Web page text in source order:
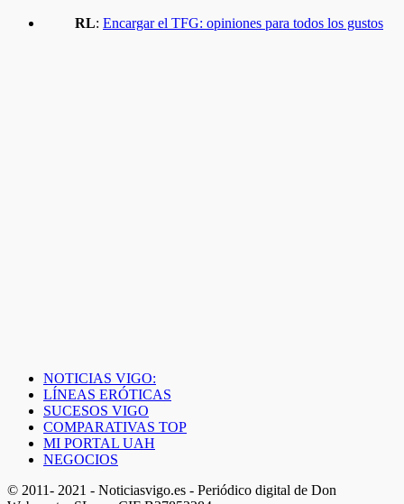
RL: Encargar el TFG: opiniones para todos los gustos
NOTICIAS VIGO:
LÍNEAS ERÓTICAS
SUCESOS VIGO
COMPARATIVAS TOP
MI PORTAL UAH
NEGOCIOS
© 2011- 2021 - Noticiasvigo.es - Periódico digital de Don